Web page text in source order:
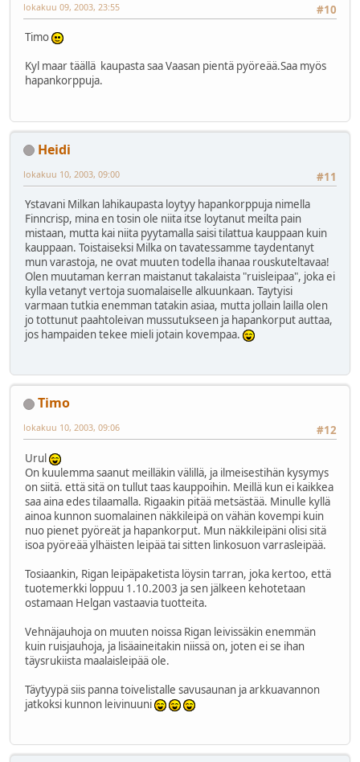
#10
lokakuu 09, 2003, 23:55
Timo
Kyl maar täällä kaupasta saa Vaasan pientä pyöreää.Saa myös
hapankorppuja.
Heidi
#11
lokakuu 10, 2003, 09:00
Ystavani Milkan lahikaupasta loytyy hapankorppuja nimella
Finncrisp, mina en tosin ole niita itse loytanut meilta pain
mistaan, mutta kai niita pyytamalla saisi tilattua kauppaan kuin
kauppaan. Toistaiseksi Milka on tavatessamme taydentanyt
mun varastoja, ne ovat muuten todella ihanaa rouskuteltavaa!
Olen muutaman kerran maistanut takalaista "ruisleipaa", joka ei
kylla vetanyt vertoja suomalaiselle alkuunkaan. Taytyisi
varmaan tutkia enemman tatakin asiaa, mutta jollain lailla olen
jo tottunut paahtoleivan mussutukseen ja hapankorput auttaa,
jos hampaiden tekee mieli jotain kovempaa.
Timo
#12
lokakuu 10, 2003, 09:06
Urul
On kuulemma saanut meilläkin välillä, ja ilmeisestihän kysymys
on siitä. että sitä on tullut taas kauppoihin. Meillä kun ei kaikkea
saa aina edes tilaamalla. Rigaakin pitää metsästää. Minulle kyllä
ainoa kunnon suomalainen näkkileipä on vähän kovempi kuin
nuo pienet pyöreät ja hapankorput. Mun näkkileipäni olisi sitä
isoa pyöreää ylhäisten leipää tai sitten linkosuon varrasleipää.
Tosiaankin, Rigan leipäpaketista löysin tarran, joka kertoo, että
tuotemerkki loppuu 1.10.2003 ja sen jälkeen kehotetaan
ostamaan Helgan vastaavia tuotteita.
Vehnäjauhoja on muuten noissa Rigan leivissäkin enemmän
kuin ruisjauhoja, ja lisäaineitakin niissä on, joten ei se ihan
täysrukiista maalaisleipää ole.
Täytyypä siis panna toivelistalle savusaunan ja arkkuavannon
jatkoksi kunnon leivinuuni